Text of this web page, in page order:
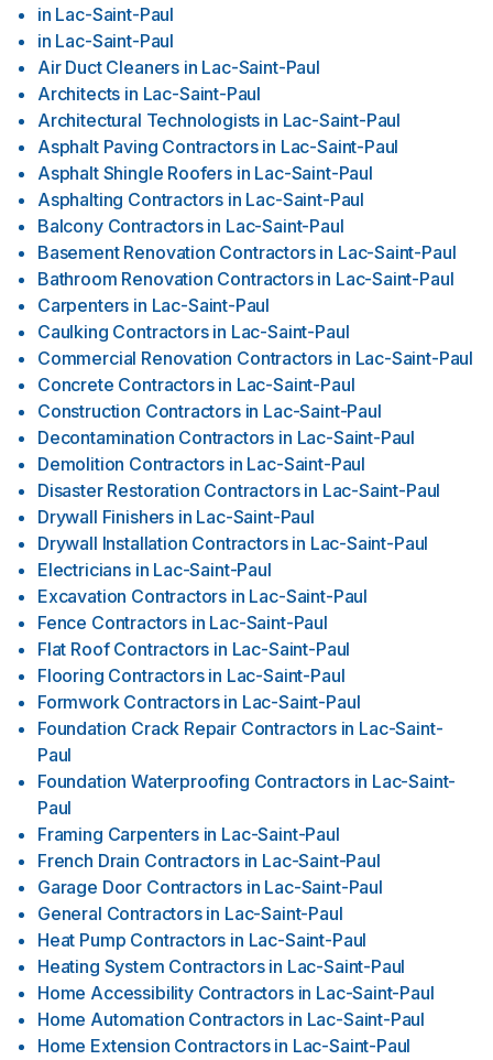
in Lac-Saint-Paul
in Lac-Saint-Paul
Air Duct Cleaners in Lac-Saint-Paul
Architects in Lac-Saint-Paul
Architectural Technologists in Lac-Saint-Paul
Asphalt Paving Contractors in Lac-Saint-Paul
Asphalt Shingle Roofers in Lac-Saint-Paul
Asphalting Contractors in Lac-Saint-Paul
Balcony Contractors in Lac-Saint-Paul
Basement Renovation Contractors in Lac-Saint-Paul
Bathroom Renovation Contractors in Lac-Saint-Paul
Carpenters in Lac-Saint-Paul
Caulking Contractors in Lac-Saint-Paul
Commercial Renovation Contractors in Lac-Saint-Paul
Concrete Contractors in Lac-Saint-Paul
Construction Contractors in Lac-Saint-Paul
Decontamination Contractors in Lac-Saint-Paul
Demolition Contractors in Lac-Saint-Paul
Disaster Restoration Contractors in Lac-Saint-Paul
Drywall Finishers in Lac-Saint-Paul
Drywall Installation Contractors in Lac-Saint-Paul
Electricians in Lac-Saint-Paul
Excavation Contractors in Lac-Saint-Paul
Fence Contractors in Lac-Saint-Paul
Flat Roof Contractors in Lac-Saint-Paul
Flooring Contractors in Lac-Saint-Paul
Formwork Contractors in Lac-Saint-Paul
Foundation Crack Repair Contractors in Lac-Saint-
Paul
Foundation Waterproofing Contractors in Lac-Saint-
Paul
Framing Carpenters in Lac-Saint-Paul
French Drain Contractors in Lac-Saint-Paul
Garage Door Contractors in Lac-Saint-Paul
General Contractors in Lac-Saint-Paul
Heat Pump Contractors in Lac-Saint-Paul
Heating System Contractors in Lac-Saint-Paul
Home Accessibility Contractors in Lac-Saint-Paul
Home Automation Contractors in Lac-Saint-Paul
Home Extension Contractors in Lac-Saint-Paul